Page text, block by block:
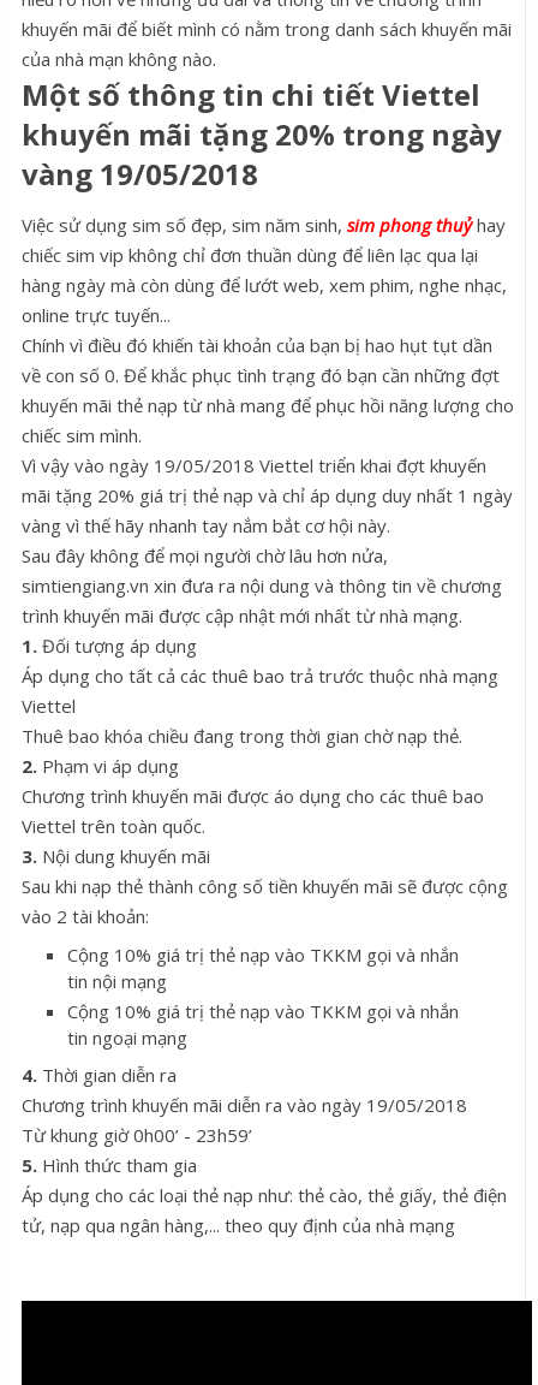
khuyến mãi để biết mình có nằm trong danh sách khuyến mãi
của nhà mạn không nào.
Một số thông tin chi tiết Viettel
khuyến mãi tặng 20% trong ngày
vàng 19/05/2018
Việc sử dụng sim số đẹp, sim năm sinh, sim phong thuỷhay
chiếc sim vip không chỉ đơn thuần dùng để liên lạc qua lại
hàng ngày mà còn dùng để lướt web, xem phim, nghe nhạc,
online trực tuyến...
Chính vì điều đó khiến tài khoản của bạn bị hao hụt tụt dần
về con số 0. Để khắc phục tình trạng đó bạn cần những đợt
khuyến mãi thẻ nạp từ nhà mang để phục hồi năng lượng cho
chiếc sim mình.
Vì vậy vào ngày 19/05/2018 Viettel triển khai đợt khuyến
mãi tặng 20% giá trị thẻ nạp và chỉ áp dụng duy nhất 1 ngày
vàng vì thế hãy nhanh tay nắm bắt cơ hội này.
Sau đây không để mọi người chờ lâu hơn nửa,
simtiengiang.vn xin đưa ra nội dung và thông tin về chương
trình khuyến mãi được cập nhật mới nhất từ nhà mạng.
1. Đối tượng áp dụng
Áp dụng cho tất cả các thuê bao trả trước thuộc nhà mạng
Viettel
Thuê bao khóa chiều đang trong thời gian chờ nạp thẻ.
2. Phạm vi áp dụng
Chương trình khuyến mãi được áo dụng cho các thuê bao
Viettel trên toàn quốc.
3. Nội dung khuyến mãi
Sau khi nạp thẻ thành công số tiền khuyến mãi sẽ được cộng
vào 2 tài khoản:
Cộng 10% giá trị thẻ nạp vào TKKM gọi và nhắn
tin nội mạng
Cộng 10% giá trị thẻ nạp vào TKKM gọi và nhắn
tin ngoại mạng
4. Thời gian diễn ra
Chương trình khuyến mãi diễn ra vào ngày 19/05/2018
Từ khung giờ 0h00’ - 23h59’
5. Hình thức tham gia
Áp dụng cho các loại thẻ nạp như: thẻ cào, thẻ giấy, thẻ điện
tử, nạp qua ngân hàng,... theo quy định của nhà mạng